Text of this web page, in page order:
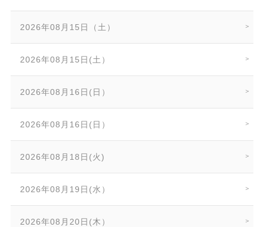
2026年08月15日（土）
2026年08月15日(土）
2026年08月16日(日）
2026年08月16日(日）
2026年08月18日(火)
2026年08月19日(水）
2026年08月20日(木）